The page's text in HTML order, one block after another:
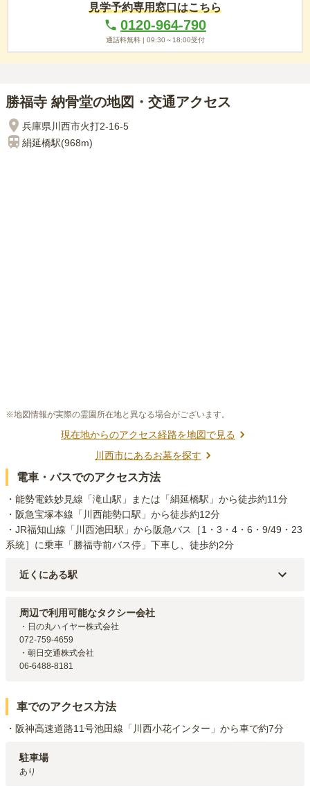
見学予約専用窓口はこちら
0120-964-790
通話料無料 | 09:30～18:00受付
勝福寺 納骨堂の地図・交通アクセス
兵庫県川西市火打2-16-5
絹延橋駅(968m)
※地図情報が実際の霊園所在地と異なる場合がございます。
現在地からのアクセス経路を地図で見る
川西市にあるお墓を探す
電車・バスでのアクセス方法
・能勢電鉄妙見線「滝山駅」または「絹延橋駅」から徒歩約11分
・阪急宝塚本線「川西能勢口駅」から徒歩約12分
・JR福知山線「川西池田駅」から阪急バス［1・3・4・6・9/49・23
系統］に乗車「勝福寺前バス停」下車し、徒歩約2分
近くにある駅
能勢電鉄妙見線
滝山駅（1.4km）
能勢電鉄妙見線
鶯の森駅（
阪急宝塚本線
周辺で利用可能なタクシー会社
・日の丸ハイヤー株式会社
072-759-4659
・朝日交通株式会社
06-6488-8181
車でのアクセス方法
・阪神高速道路11号池田線「川西小花インター」から車で約7分
駐車場
あり